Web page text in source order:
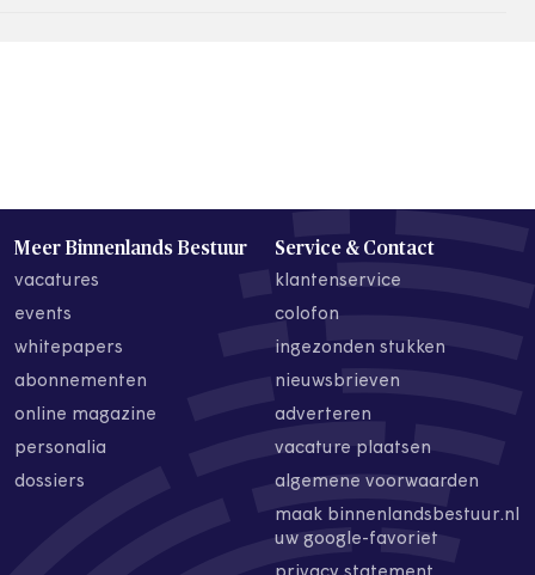
Meer Binnenlands Bestuur
vacatures
events
whitepapers
abonnementen
online magazine
personalia
dossiers
Service & Contact
klantenservice
colofon
ingezonden stukken
nieuwsbrieven
adverteren
vacature plaatsen
algemene voorwaarden
maak binnenlandsbestuur.nl
uw google-favoriet